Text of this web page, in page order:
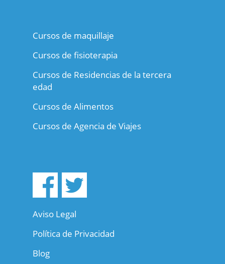
Cursos de maquillaje
Cursos de fisioterapia
Cursos de Residencias de la tercera
edad
Cursos de Alimentos
Cursos de Agencia de Viajes
Aviso Legal
Política de Privacidad
Blog